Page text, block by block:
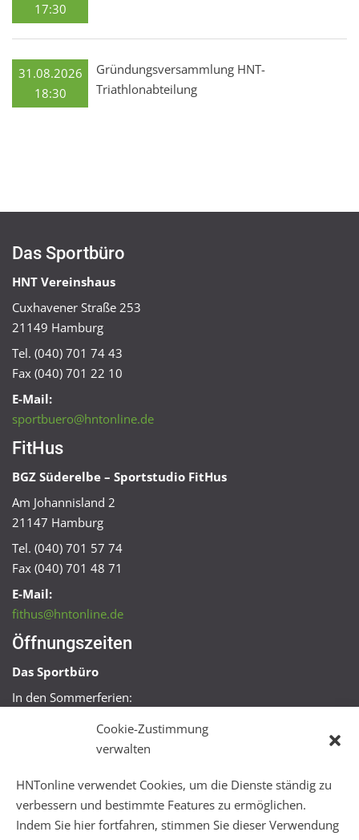
Cookie-Zustimmung
verwalten
HNTonline verwendet Cookies, um die Dienste ständig zu
verbessern und bestimmte Features zu ermöglichen.
Indem Sie hier fortfahren, stimmen Sie dieser Verwendung
17:30
31.08.2026
18:30
Gründungsversammlung HNT-
Triathlonabteilung
Das Sportbüro
HNT Vereinshaus
Cuxhavener Straße 253
21149 Hamburg
Tel. (040) 701 74 43
Fax (040) 701 22 10
E-Mail:
sportbuero@hntonline.de
FitHus
BGZ Süderelbe – Sportstudio FitHus
Am Johannisland 2
21147 Hamburg
Tel. (040) 701 57 74
Fax (040) 701 48 71
E-Mail:
fithus@hntonline.de
Öffnungszeiten
Das Sportbüro
In den Sommerferien:
Mo + Mi 16:00 – 18:00 Uhr
Mo – Fr 08:00 – 22:00 Uhr
Sa + So 10:00 – 18:00 Uhr